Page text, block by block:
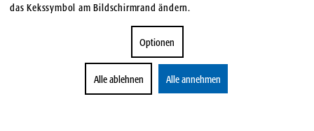
das Kekssymbol am Bildschirmrand ändern.
Optionen
Alle ablehnen Alle annehmen